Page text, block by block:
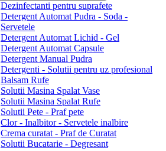
Dezinfectanti pentru suprafete
Detergent Automat Pudra - Soda -
Servetele
Detergent Automat Lichid - Gel
Detergent Automat Capsule
Detergent Manual Pudra
Detergenti - Solutii pentru uz profesional
Balsam Rufe
Solutii Masina Spalat Vase
Solutii Masina Spalat Rufe
Solutii Pete - Praf pete
Clor - Inalbitor - Servetele inalbire
Crema curatat - Praf de Curatat
Solutii Bucatarie - Degresant